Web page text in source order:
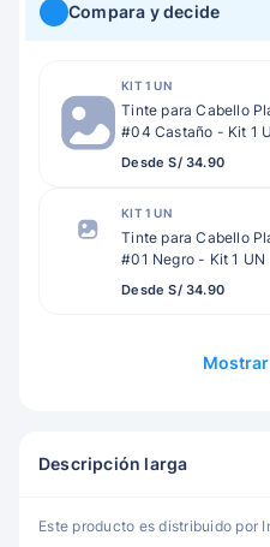
Compara y decide
KIT 1 UN
Tinte para Cabello
#04 Castaño - Kit 1
Desde S/ 34.90
KIT 1 UN
Tinte para Cabello
#01 Negro - Kit 1 UN
Desde S/ 34.90
Descripción larga
Este producto es distribuido por